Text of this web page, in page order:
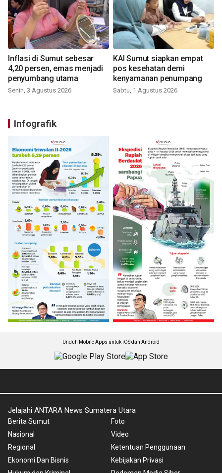
Inflasi di Sumut sebesar
4,20 persen, emas menjadi
penyumbang utama
Senin, 3 Agustus 2026
KAI Sumut siapkan empat
pos kesehatan demi
kenyamanan penumpang
Sabtu, 1 Agustus 2026
Infografik
Unduh Mobile Apps untuk iOS dan Android
Jelajahi ANTARA News Sumatera Utara
Berita Sumut
Nasional
Regional
Ekonomi Dan Bisnis
Foto
Video
Ketentuan Penggunaan
Kebijakan Privasi